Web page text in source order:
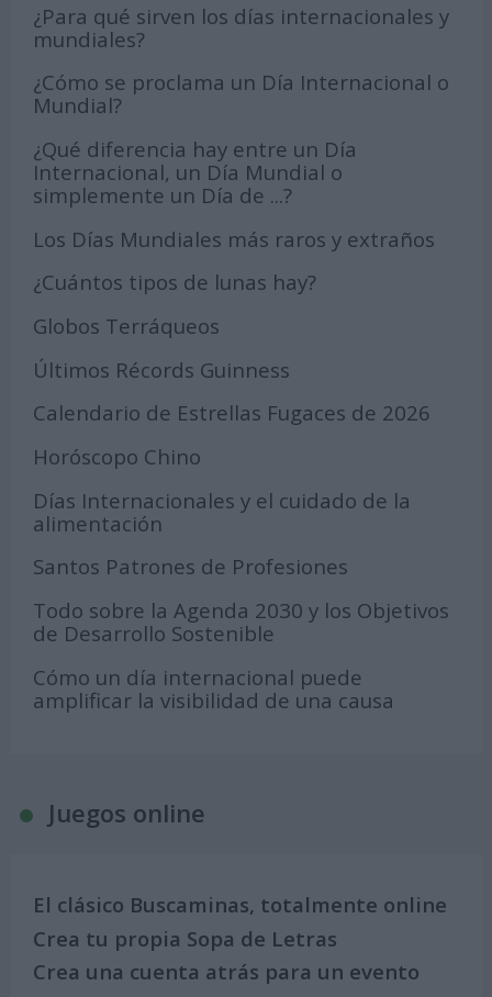
¿Para qué sirven los días internacionales y
mundiales?
¿Cómo se proclama un Día Internacional o
Mundial?
¿Qué diferencia hay entre un Día
Internacional, un Día Mundial o
simplemente un Día de ...?
Los Días Mundiales más raros y extraños
¿Cuántos tipos de lunas hay?
Globos Terráqueos
Últimos Récords Guinness
Calendario de Estrellas Fugaces de 2026
Horóscopo Chino
Días Internacionales y el cuidado de la
alimentación
Santos Patrones de Profesiones
Todo sobre la Agenda 2030 y los Objetivos
de Desarrollo Sostenible
Cómo un día internacional puede
amplificar la visibilidad de una causa
Juegos online
El clásico Buscaminas, totalmente online
Crea tu propia Sopa de Letras
Crea una cuenta atrás para un evento